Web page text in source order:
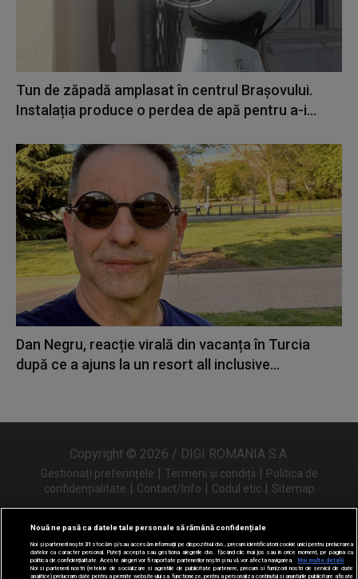
Tun de zăpadă amplasat în centrul Brașovului.
Instalația produce o perdea de apă pentru a-i...
Dan Negru, reacție virală din vacanța în Turcia
după ce a ajuns la un resort all inclusive...
Copyright © 2026 / DIGI ROMANIA S.A.
Gestionați preferințele | Termeni și condiții | Politica de
confidențialitate | Contact/Info | Codul etic | Sitemap
Urmărește-ne și pe
Nouă ne pasă ca datele tale personale să rămână confidențiale
Noi și partenerii noștri31 stocăm și/sau accesăm informații pe dispozitivul dvs., precum identificatorii cookie unici pentru prelucrarea
datelor cu caracter personal. Puteți accepta sau gestiona alegerile dvs. făcând clic mai jos sau în orice moment, pe pagina cu
politica de confidențialitate. Aceste alegeri vor fi raportate partenerilor noștri și nu vă vor afecta navigarea.
Mai multe detalii
Noi si partenerii nostri (retelele de socializare si agentiile de publicitate partenere, precum si furnizorii nostri de servicii de date
analitice) prelucram date pentru a permite website-ului sa functioneze, pentru a personaliza continutul si anunturile publicitare afisate